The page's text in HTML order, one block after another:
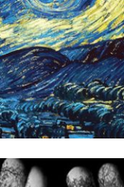
点之夜·献给凡高的歌